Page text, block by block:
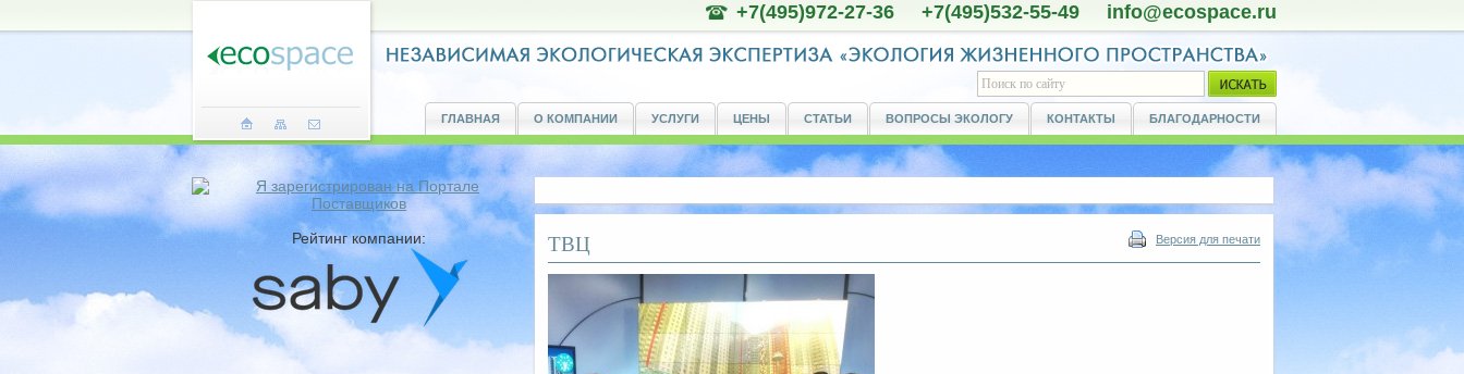
+7(495)972-27-36 +7(495)532-55-49 info@ecospace.ru
ГЛАВНАЯ О КОМПАНИИ УСЛУГИ ЦЕНЫ СТАТЬИ ВОПРОСЫ ЭКОЛОГУ КОНТАКТЫ БЛАГОДАРНОСТИ
Версия для печати
ТВЦ
Рейтинг компании: